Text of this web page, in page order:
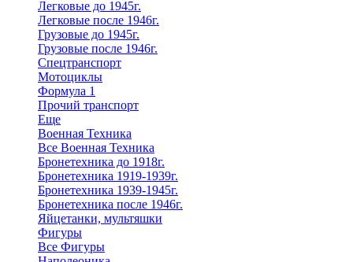
Легковые до 1945г.
Легковые после 1946г.
Грузовые до 1945г.
Грузовые после 1946г.
Спецтранспорт
Мотоциклы
Формула 1
Прочий транспорт
Еще
Военная Техника
Все Военная Техника
Бронетехника до 1918г.
Бронетехника 1919-1939г.
Бронетехника 1939-1945г.
Бронетехника после 1946г.
Яйцетанки, мультяшки
Фигуры
Все Фигуры